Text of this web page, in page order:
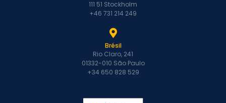
111 51 Stockholm
+46 731 214 249
Brésil
Rio Claro, 241
01332-010 São Paulo
+34 650 828 529